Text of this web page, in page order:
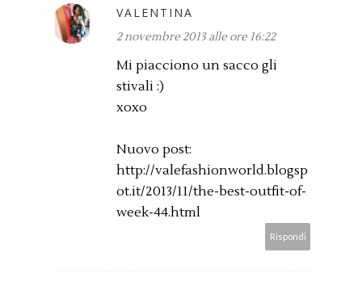
VALENTINA
2 novembre 2013 alle ore 16:22
Mi piacciono un sacco gli
stivali :)
xoxo
Nuovo post:
http://valefashionworld.blogsp
ot.it/2013/11/the-best-outfit-of-
week-44.html
Rispondi